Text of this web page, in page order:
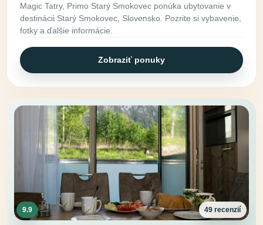
Magic Tatry, Primo Starý Smokovec ponúka ubytovanie v
destinácii Starý Smokovec, Slovensko. Pozrite si vybavenie,
fotky a ďalšie informácie.
Zobraziť ponuky
9.9 49 recenzií